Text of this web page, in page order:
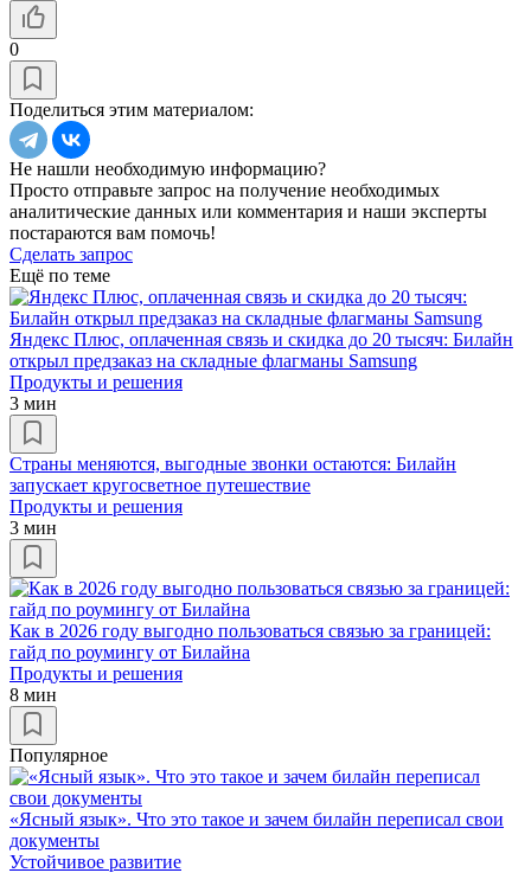
0
Поделиться этим материалом:
Не нашли необходимую информацию?
Просто отправьте запрос на получение необходимых
аналитические данных или комментария и наши эксперты
постараются вам помочь!
Сделать запрос
Ещё по теме
Яндекс Плюс, оплаченная связь и скидка до 20 тысяч: Билайн
открыл предзаказ на складные флагманы Samsung
Продукты и решения
3 мин
Страны меняются, выгодные звонки остаются: Билайн
запускает кругосветное путешествие
Продукты и решения
3 мин
Как в 2026 году выгодно пользоваться связью за границей:
гайд по роумингу от Билайна
Продукты и решения
8 мин
Популярное
«Ясный язык». Что это такое и зачем билайн переписал свои
документы
Устойчивое развитие